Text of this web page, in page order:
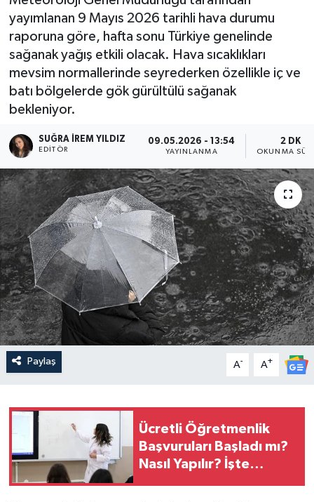
yayımlanan 9 Mayıs 2026 tarihli hava durumu
raporuna göre, hafta sonu Türkiye genelinde
sağanak yağış etkili olacak. Hava sıcaklıkları
mevsim normallerinde seyrederken özellikle iç ve
batı bölgelerde gök gürültülü sağanak
bekleniyor.
SUĞRA İREM YILDIZ
EDITÖR
09.05.2026 - 13:54
YAYINLANMA
2 DK
OKUNMA
Paylaş A- A+
Ücretli Öğretmenlik
Başvuruları Başladı mı?
Nasıl Yapılır? İşte